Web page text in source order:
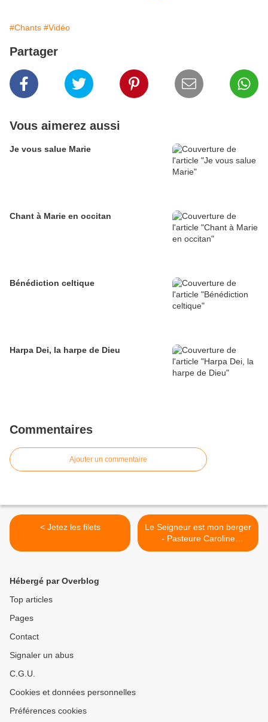
#Chants #Vidéo
Partager
Vous aimerez aussi
Je vous salue Marie
Chant à Marie en occitan
Bénédiction celtique
Harpa Dei, la harpe de Dieu
Commentaires
Ajouter un commentaire
< Jetez les filets
Le Seigneur est mon berger
- Pasteure Caroline
Bretones >
Hébergé par Overblog
Top articles
Pages
Contact
Signaler un abus
C.G.U.
Cookies et données personnelles
Préférences cookies